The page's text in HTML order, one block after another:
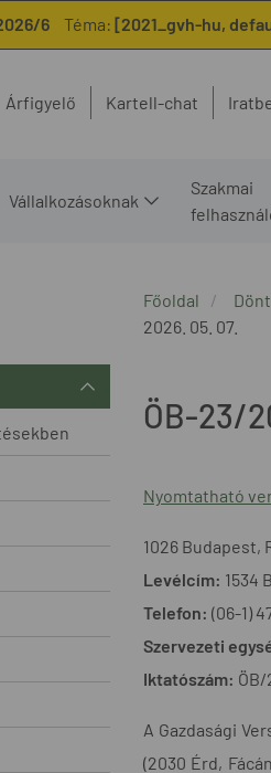
6 Téma: [2021_gvh-hu,
Árfigyelő Kartell-chat
Vállalkozásoknak
Szakmai
Főoldal
2026. 05. 07.
ÖB-23/
Nyomtatható
1026 Budapest,
Levélcím: 1534
Telefon: (06-1)
Szervezeti
Iktatószám:
A Gazdasági
(2030 Érd,